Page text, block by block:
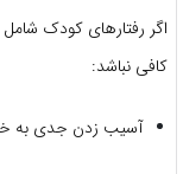
اگر رفتارهای کودک
کافی نباشد:
آسیب زدن جدی به